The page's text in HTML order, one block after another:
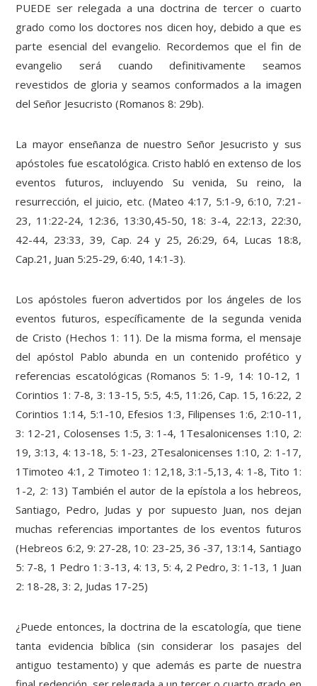
PUEDE ser relegada a una doctrina de tercer o cuarto
grado como los doctores nos dicen hoy, debido a que es
parte esencial del evangelio. Recordemos que el fin de
evangelio será cuando definitivamente seamos
revestidos de gloria y seamos conformados a la imagen
del Señor Jesucristo (Romanos 8: 29b).
La mayor enseñanza de nuestro Señor Jesucristo y sus
apóstoles fue escatológica. Cristo habló en extenso de los
eventos futuros, incluyendo Su venida, Su reino, la
resurrección, el juicio, etc. (Mateo 4:17, 5:1-9, 6:10, 7:21-
23, 11:22-24, 12:36, 13:30,45-50, 18: 3-4, 22:13, 22:30,
42-44, 23:33, 39, Cap. 24 y 25, 26:29, 64, Lucas 18:8,
Cap.21, Juan 5:25-29, 6:40, 14:1-3).
Los apóstoles fueron advertidos por los ángeles de los
eventos futuros, específicamente de la segunda venida
de Cristo (Hechos 1: 11). De la misma forma, el mensaje
del apóstol Pablo abunda en un contenido profético y
referencias escatológicas (Romanos 5: 1-9, 14: 10-12, 1
Corintios 1: 7-8, 3: 13-15, 5:5, 4:5, 11:26, Cap. 15, 16:22, 2
Corintios 1:14, 5:1-10, Efesios 1:3, Filipenses 1:6, 2:10-11,
3: 12-21, Colosenses 1:5, 3­: 1-4, 1Tesalonicenses 1:10, 2:
19, 3:13, 4: 13-18, 5: 1-23, 2Tesalonicenses 1:10, 2: 1-17,
1Timoteo 4:1, 2 Timoteo 1: 12,18, 3:1-5,13, 4: 1-8, Tito 1:
1-2, 2: 13) También el autor de la epístola a los hebreos,
Santiago, Pedro, Judas y por supuesto Juan, nos dejan
muchas referencias importantes de los eventos futuros
(Hebreos 6:2, 9: 27-28, 10: 23-25, 36 -37, 13:14, Santiago
5: 7-8, 1 Pedro 1: 3-13, 4: 13, 5: 4, 2 Pedro, 3: 1-13, 1 Juan
2: 18-28, 3: 2, Judas 17-25)
¿Puede entonces, la doctrina de la escatología, que tiene
tanta evidencia bíblica (sin considerar los pasajes del
antiguo testamento) y que además es parte de nuestra